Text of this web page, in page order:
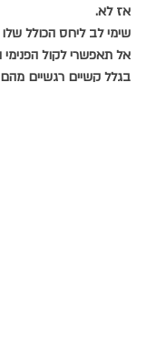
אז לא.
שימי לב ליחס הכולל שלו
אל תאפשרי לקול הפנימי
בגלל קשיים רגשיים